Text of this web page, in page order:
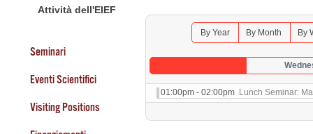
Seminars 2026
Attività dell'EIEF
Seminari
Eventi Scientifici
Visiting Positions
By Year By Month By
01:00pm - 02:00pm Lunch Seminar: